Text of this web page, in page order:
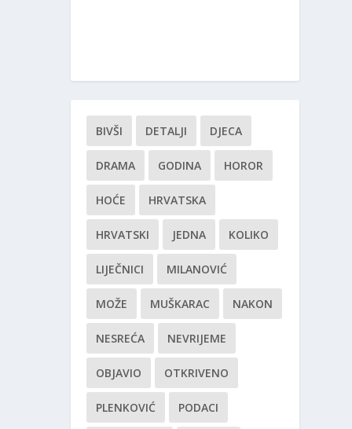
BIVŠI DETALJI DJECA
DRAMA GODINA HOROR
HOĆE HRVATSKA
HRVATSKI JEDNA KOLIKO
LIJEČNICI MILANOVIĆ
MOŽE MUŠKARAC NAKON
NESREĆA NEVRIJEME
OBJAVIO OTKRIVENO
PLENKOVIĆ PODACI